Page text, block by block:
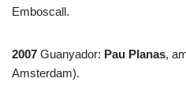
Emboscall.
2007 Guanyador: Pau Planas,
Amsterdam).